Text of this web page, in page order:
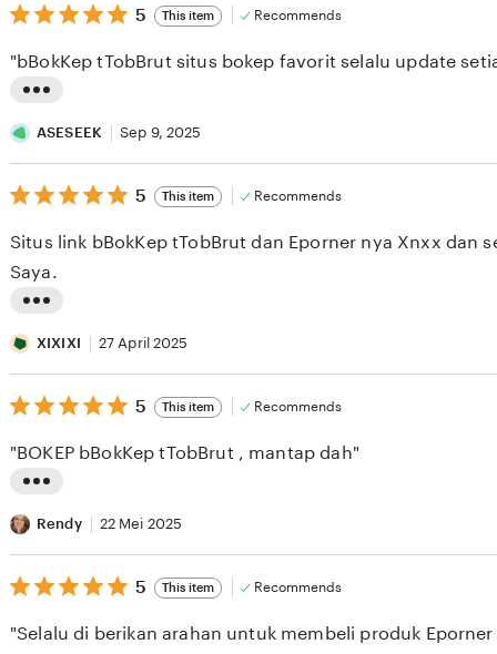
5
out
5
stars
5 This item Recommends
i
s
t
n
g
e
v
i
w
y
A
S
S
"bBokKep tTobBrut situs bokep favorit selalu update
ASESEEK Sep 9, 2025
5
out
5
stars
5 This item Recommends
i
s
t
n
r
e
v
e
Situs link bBokKep tTobBrut dan Eporner nya Xnxx dan
Saya.
XIXIXI 27 April 2025
5
out
5
stars
5 This item Recommends
i
s
t
n
"BOKEP bBokKep tTobBrut , mantap dah"
Rendy 22 Mei 2025
5
out
5
5 This item Recommends
"Selalu di berikan arahan untuk membeli produk